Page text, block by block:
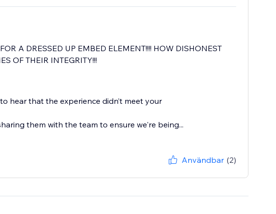
A DRESSED UP EMBED ELEMENT!!!! HOW DISHONEST
OF THEIR INTEGRITY!!!
hear that the experience didn’t meet your
them with the team to ensure we're being...
Användbar (2)